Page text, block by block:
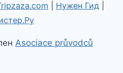
Нужен Гид
Asociace průvodců